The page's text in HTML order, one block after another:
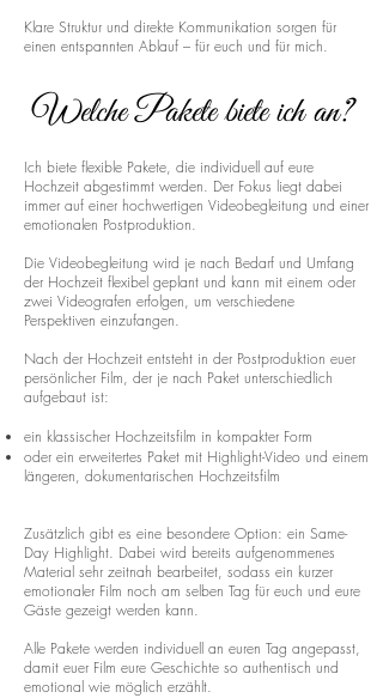
Klare Struktur und direkte Kommunikation sorgen für
einen entspannten Ablauf – für euch und für mich.
Welche Pakete biete ich an?
Ich biete flexible Pakete, die individuell auf eure
Hochzeit abgestimmt werden. Der Fokus liegt dabei
immer auf einer hochwertigen Videobegleitung und einer
emotionalen Postproduktion.
Die Videobegleitung wird je nach Bedarf und Umfang
der Hochzeit flexibel geplant und kann mit einem oder
zwei Videografen erfolgen, um verschiedene
Perspektiven einzufangen.
Nach der Hochzeit entsteht in der Postproduktion euer
persönlicher Film, der je nach Paket unterschiedlich
aufgebaut ist:
ein klassischer Hochzeitsfilm in kompakter Form
oder ein erweitertes Paket mit Highlight-Video und einem
längeren, dokumentarischen Hochzeitsfilm
Zusätzlich gibt es eine besondere Option: ein Same-
Day Highlight. Dabei wird bereits aufgenommenes
Material sehr zeitnah bearbeitet, sodass ein kurzer
emotionaler Film noch am selben Tag für euch und eure
Gäste gezeigt werden kann.
Alle Pakete werden individuell an euren Tag angepasst,
damit euer Film eure Geschichte so authentisch und
emotional wie möglich erzählt.